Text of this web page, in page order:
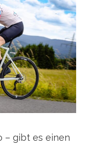
– gibt es einen